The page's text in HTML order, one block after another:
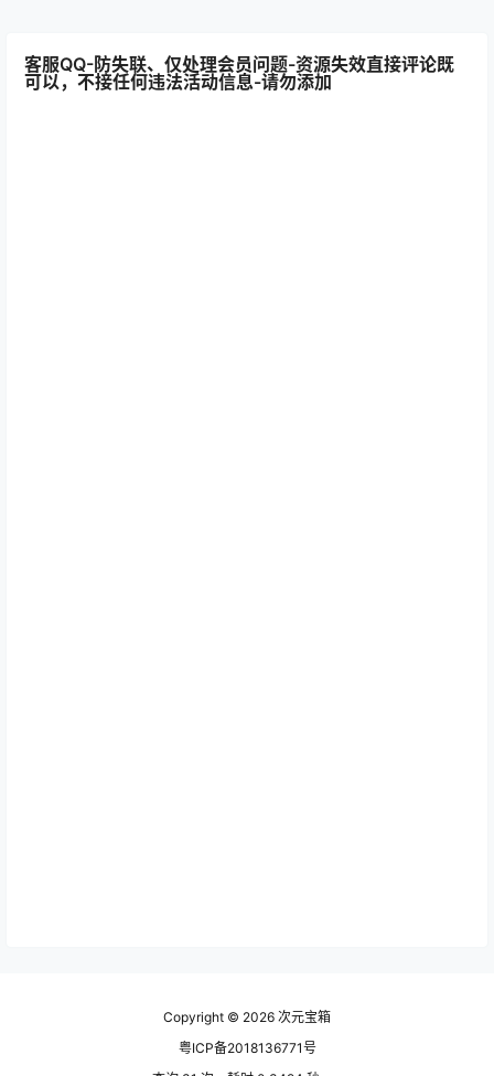
客服QQ-防失联、仅处理会员问题-资源失效直接评论既
可以，不接任何违法活动信息-请勿添加
Copyright © 2026 次元宝箱
粤ICP备2018136771号